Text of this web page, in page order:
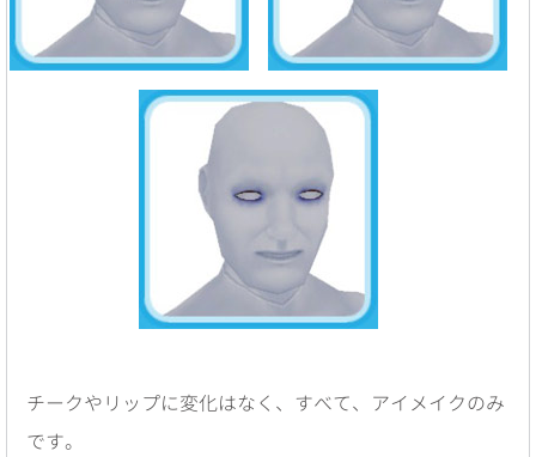
チークやリップに変化はなく、すべて、アイメイクのみ
です。